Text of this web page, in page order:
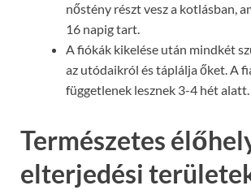
nőstény részt vesz a kotlásban,
16 napig tart.
A fiókák kikelése után mindkét
az utódaikról és táplálja őket. A
függetlenek lesznek 3-4 hét alatt.
Természetes
elterjedési